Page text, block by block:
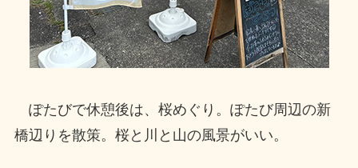
ぽたびで休憩後は、桜めぐり。ぽたび周辺の新
橋辺りを散策。桜と川と山の風景がいい。